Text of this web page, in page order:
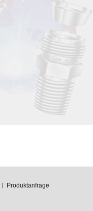
Produktanfrage